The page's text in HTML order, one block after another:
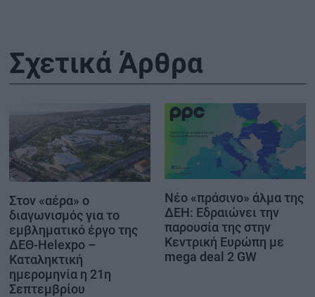
Σχετικά Άρθρα
Στον «αέρα» ο
διαγωνισμός για το
εμβληματικό έργο της
ΔΕΘ-Helexpo –
Καταληκτική
ημερομηνία η 21η
Σεπτεμβρίου
Νέο «πράσινο» άλμα της
ΔΕΗ: Εδραιώνει την
παρουσία της στην
Κεντρική Ευρώπη με
mega deal 2 GW